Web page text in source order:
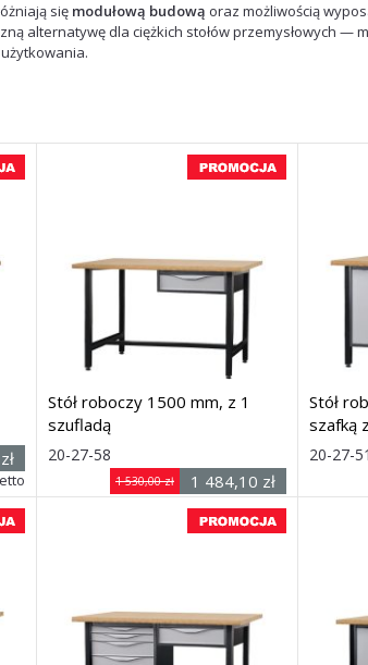
się modułową budową oraz możliwością
alternatywę dla ciężkich stołów przemysłowych —
Stół roboczy 1500 mm, z 1
szufladą
20-27-58
1 484,10 zł
1 530,00 zł
netto
740 × 900
Stół
szafką
20-27-51
740 × 900